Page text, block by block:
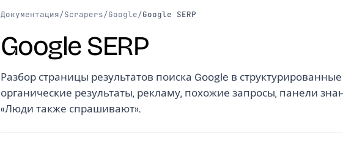
Документация/Scrapers/Google/Google SERP
Google SERP
Разбор страницы результатов поиска Google в структурированные
органические результаты, рекламу, похожие запросы, панели
«Люди также спрашивают».